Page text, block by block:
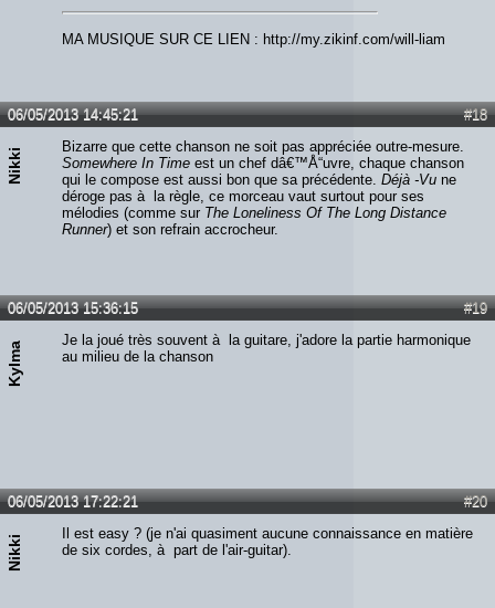
MA MUSIQUE SUR CE LIEN : http://my.zikinf.com/will-liam
#18
06/05/2013 14:45:21
Nikki
Bizarre que cette chanson ne soit pas appréciée outre-mesure.
Somewhere In Time est un chef dâ€™Å“uvre, chaque chanson
qui le compose est aussi bon que sa précédente. Déjà -Vu ne
déroge pas à la règle, ce morceau vaut surtout pour ses
mélodies (comme sur The Loneliness Of The Long Distance
Runner) et son refrain accrocheur.
#19
06/05/2013 15:36:15
Kylma
Je la joué très souvent à la guitare, j'adore la partie harmonique
au milieu de la chanson
#20
06/05/2013 17:22:21
Nikki
Il est easy ? (je n'ai quasiment aucune connaissance en matière
de six cordes, à part de l'air-guitar).